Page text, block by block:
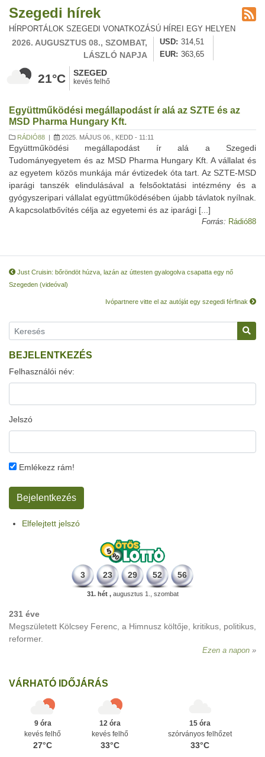
Szegedi hírek
HÍRPORTÁLOK SZEGEDI VONATKOZÁSÚ HÍREI EGY HELYEN
2026. AUGUSZTUS 08., SZOMBAT,
LÁSZLÓ NAPJA
USD
314,51
EUR
363,65
21°C SZEGED
kevés felhő
Együttműködési megállapodást ír alá az SZTE és az
MSD Pharma Hungary Kft.
RÁDIÓ88 | 2025. MÁJUS 06., KEDD - 11:11
Együttműködési megállapodást ír alá a Szegedi
Tudományegyetem és az MSD Pharma Hungary Kft. A vállalat és
az egyetem közös munkája már évtizedek óta tart. Az SZTE-MSD
iparági tanszék elindulásával a felsőoktatási intézmény és a
gyógyszeripari vállalat együttműködésében újabb távlatok nyílnak.
A kapcsolatbővítés célja az egyetemi és az iparági [...]
Forrás: Rádió88
Just Cruisin: bőröndöt húzva, lazán az úttesten gyalogolva csapatta egy nő
Szegeden (videóval)
Ivópartnere vitte el az autóját egy szegedi férfinak
BEJELENTKEZÉS
Felhasználói név:
Jelszó
Emlékezz rám!
Elfelejtett jelszó
3 23 29 52 56
31. hét ,augusztus 1., szombat
231 éve
Megszületett Kölcsey Ferenc, a Himnusz költője, kritikus, politikus,
reformer.
Ezen a napon
VÁRHATÓ IDŐJÁRÁS
9 óra
kevés felhő
27°C
12 óra
kevés felhő
33°C
15 óra
szórványos felhőzet
33°C